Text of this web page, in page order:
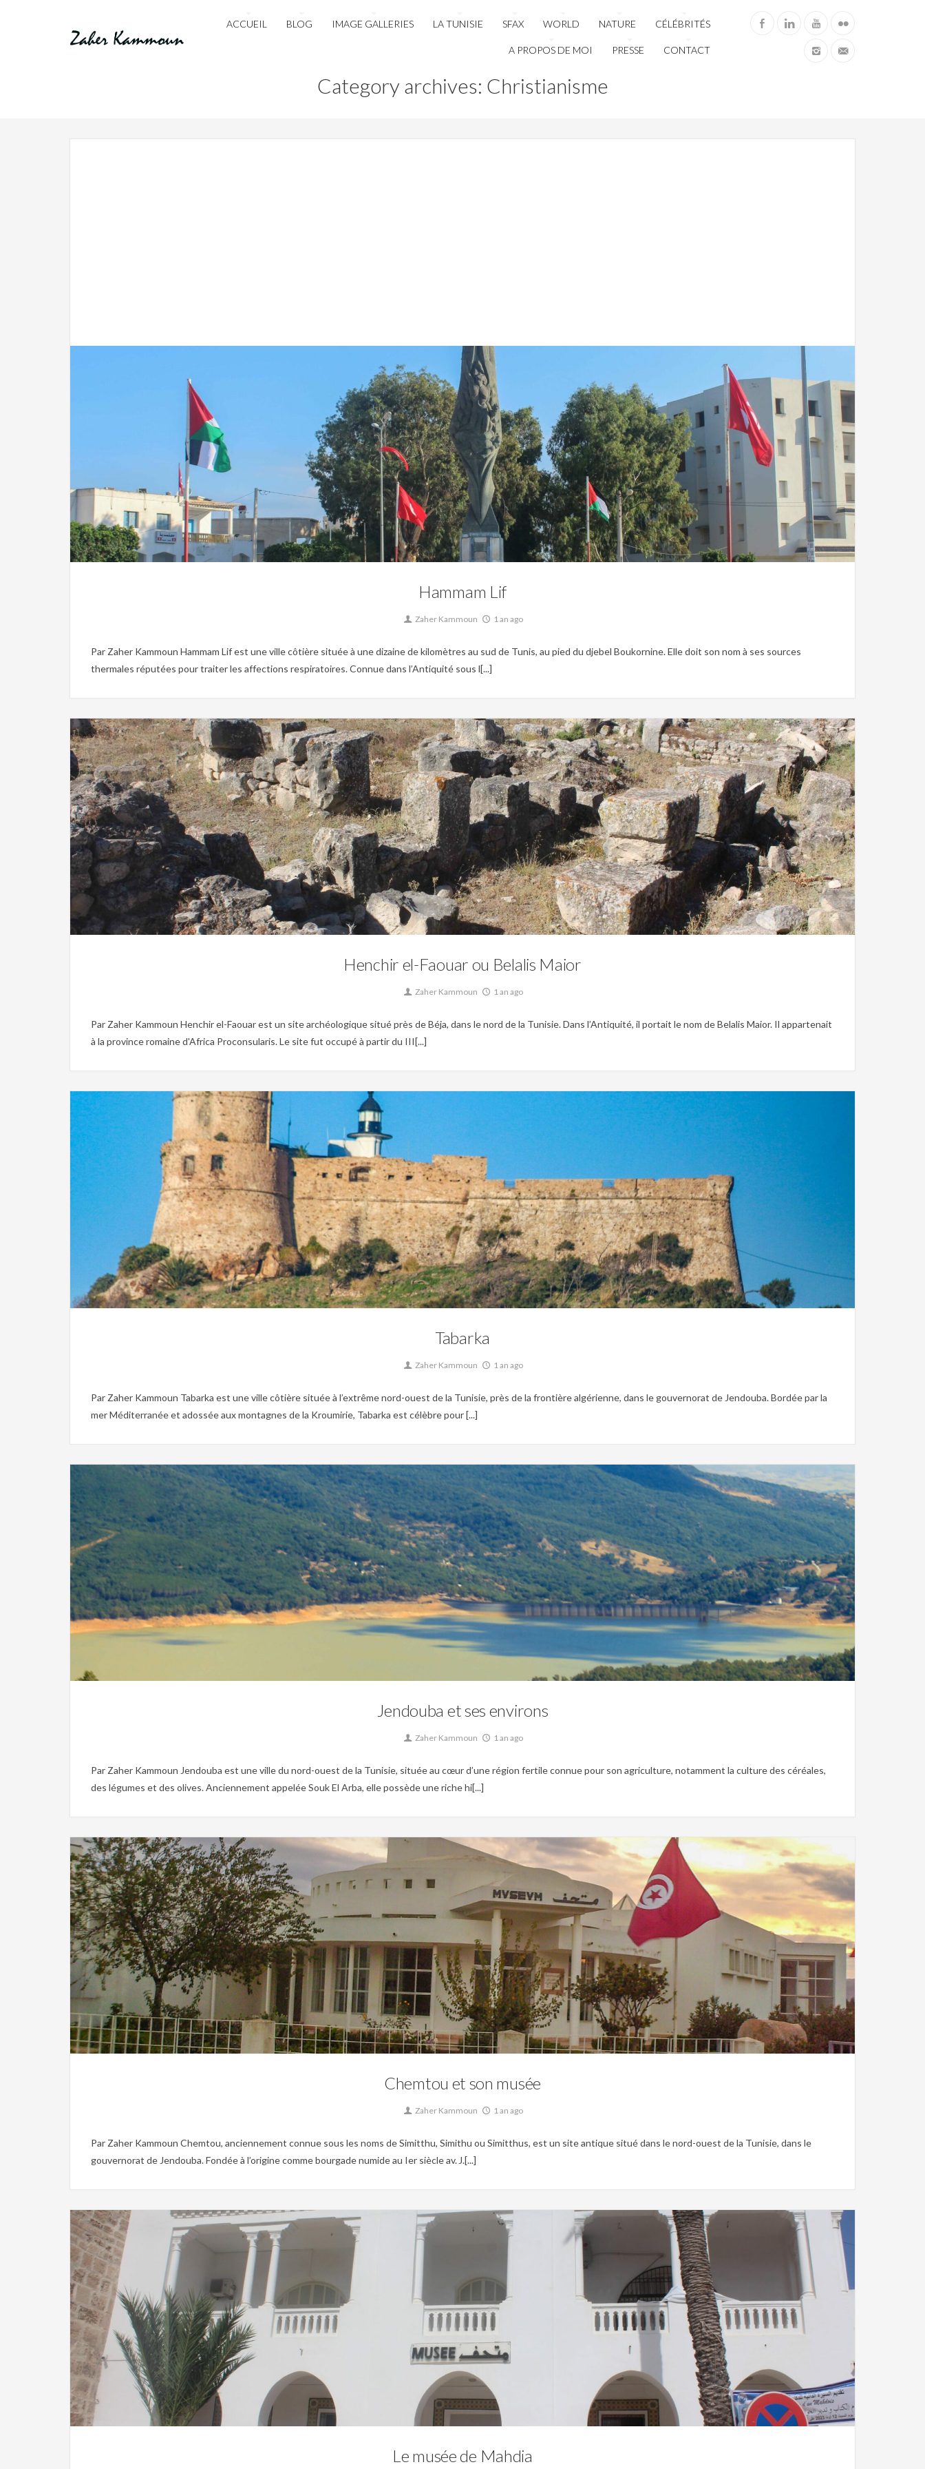
ACCUEIL BLOG IMAGE GALLERIES LA TUNISIE SFAX WORLD NATURE CÉLÉBRITÉS
A PROPOS DE MOI PRESSE CONTACT
Category archives: Christianisme
Christianisme, Islam, Judaïsme, Mosaique, Nature, Site archéologique, Tunisie byzantine, Tunisie coloniale, Tunisie Ottomane
Hammam Lif
Zaher Kammoun 1 an ago
Par Zaher Kammoun Hammam Lif est une ville côtière située à une dizaine de kilomètres au sud de Tunis, au pied du djebel Boukornine. Elle doit son nom à ses sources
thermales réputées pour traiter les affections respiratoires. Connue dans l’Antiquité sous l[...]
0
Christianisme, Patrimoine, Site archéologique, Tunisie byzantine, Tunisie romaine
Henchir el-Faouar ou Belalis Maior
Zaher Kammoun 1 an ago
Par Zaher Kammoun Henchir el-Faouar est un site archéologique situé près de Béja, dans le nord de la Tunisie. Dans l’Antiquité, il portait le nom de Belalis Maior. Il appartenait
à la province romaine d'Africa Proconsularis. Le site fut occupé à partir du III[...]
0
Christianisme, Islam, Patrimoine, Tunisie Ottomane
Tabarka
Zaher Kammoun 1 an ago
Par Zaher Kammoun Tabarka est une ville côtière située à l’extrême nord-ouest de la Tunisie, près de la frontière algérienne, dans le gouvernorat de Jendouba. Bordée par la
mer Méditerranée et adossée aux montagnes de la Kroumirie, Tabarka est célèbre pour [...]
0
Site archéologique, Tunisie byzantine, Tunisie Ottomane, Tunisie romaine, Ville
Jendouba et ses environs
Zaher Kammoun 1 an ago
Par Zaher Kammoun Jendouba est une ville du nord-ouest de la Tunisie, située au cœur d’une région fertile connue pour son agriculture, notamment la culture des céréales,
des légumes et des olives. Anciennement appelée Souk El Arba, elle possède une riche hi[...]
Christianisme, Mosaique, Musée, Patrimoine, Site archéologique, Tunisie byzantine, Tunisie romaine
Chemtou et son musée
Zaher Kammoun 1 an ago
Par Zaher Kammoun Chemtou, anciennement connue sous les noms de Simitthu, Simithu ou Simitthus, est un site antique situé dans le nord-ouest de la Tunisie, dans le
gouvernorat de Jendouba. Fondée à l’origine comme bourgade numide au Ier siècle av. J.[...]
Christianisme, Islam, Mosaique, Musée, Patrimoine, Tunisie Aghlabide, Tunisie Andalouse, Tunisie byzantine, Tunisie Hafside, Tunisie numide, Tunisie Ottomane,
Tunisie punique,
Tunisie romaine, Tunisie Vandale
Le musée de Mahdia